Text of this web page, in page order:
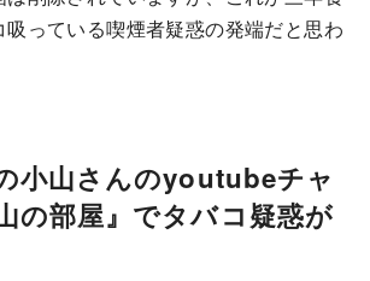
っている喫煙者疑惑の発端だと思わ
小山さんのyoutubeチャ
の部屋』でタバコ疑惑が